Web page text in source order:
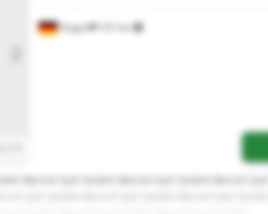
Haiger
Bernd Gail GmbH Bernd Gail GmbH Bernd